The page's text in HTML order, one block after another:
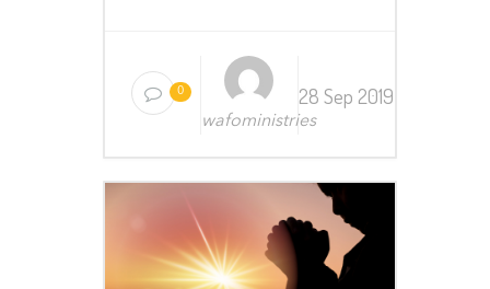
0
wafoministries
28 Sep 2019